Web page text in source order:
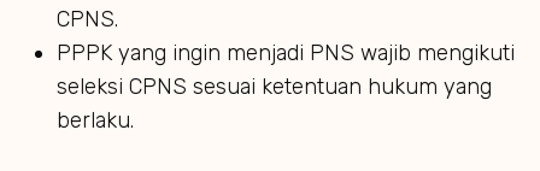
CPNS.
PPPK yang ingin menjadi PNS wajib mengikuti
seleksi CPNS sesuai ketentuan hukum yang
berlaku.